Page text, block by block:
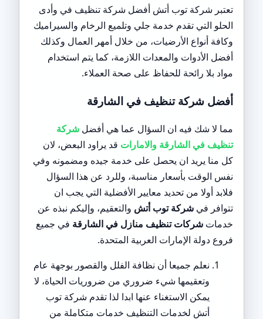
تعتبر شركة توب أتش أفضل شركة تنظيف في وأدى
الحلو التي تقدم خدمة جلي وتلميع الرخام والسيراميك
وكافة أنواع الأرضيات، من خلال أمهر العمال وكذلك
أفضل الأدوات والمعدات اللازمة، كما يتم استخدام
مواد بلا رائحة للحفاظ على صحة العملاء.
أفضل شركة تنظيف في الشارقة
مما لا شك فيه ان السؤال عما هي أفضل شركة
تنظيف في الشارقة والامارات قد يراود البعض، لان
كل منا يريد ان يحصل على خدمة جيده ومضمونه وفي
نفس الوقت بأسعار مناسبة، وللرد عن هذا السؤال
فلابد أولا من تحديد معايير الأفضلية التي يجب ان
تتوافر في شركة توب أتش والتعقيم، وإليكم نبذه عن
خدمات شركات تنظيف منازل في الشارقة في جميع
فروع دولة الإمارات العربية المتحدة.
نعلم جميعا أن نظافة الفلل والقصور بوجهة عام
وتعقيمها شيء ضروري من ضروريات الحياة، لا
يمكن الاستغناء عنها ابدا لذا تقدم شركة توب
أتش لخدمات التنظيف خدمات متكاملة من